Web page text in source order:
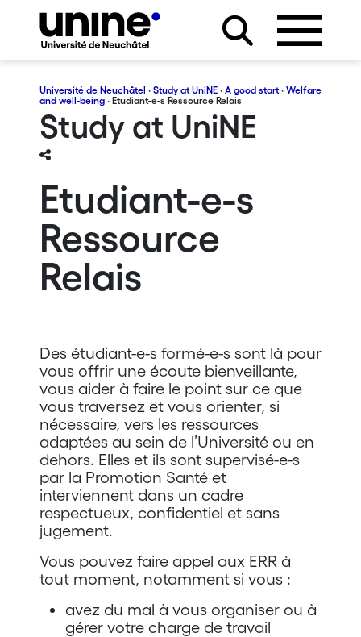
Université de Neuchâtel · Study at UniNE· A good start· Welfare
and well-being· Etudiant-e-s Ressource Relais
Study at UniNE
Etudiant-e-s
Ressource
Relais
Des étudiant-e-s formé-e-s sont là pour
vous offrir une écoute bienveillante,
vous aider à faire le point sur ce que
vous traversez et vous orienter, si
nécessaire, vers les ressources
adaptées au sein de l’Université ou en
dehors. Elles et ils sont supervisé-e-s
par la Promotion Santé et
interviennent dans un cadre
respectueux, confidentiel et sans
jugement.
Vous pouvez faire appel aux ERR à
tout moment, notamment si vous :
avez du mal à vous organiser ou à
gérer votre charge de travail